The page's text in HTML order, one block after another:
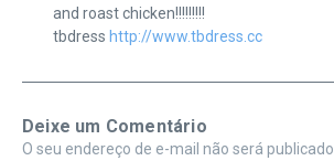
and roast chicken!!!!!!!!!
tbdress http://www.tbdress.cc
Deixe um Comentário
O seu endereço de e-mail não será publicado.